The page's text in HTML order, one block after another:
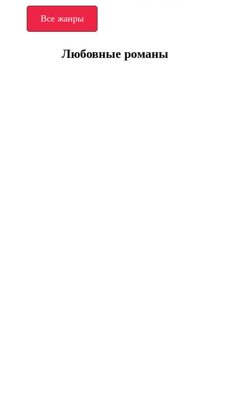
Все жанры
Любовные романы